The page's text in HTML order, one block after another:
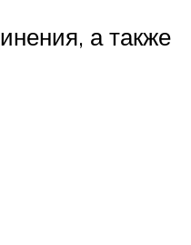
а также